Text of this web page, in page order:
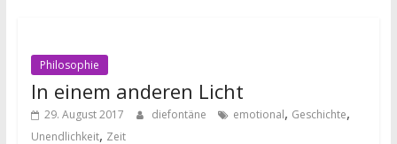
Philosophie
In einem anderen Licht
29. August 2017 diefontäne emotional, Geschichte,
Unendlichkeit, Zeit